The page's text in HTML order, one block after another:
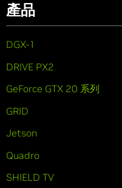
產品
DGX-1
DRIVE PX2
GeForce GTX 20 系列
GRID
Jetson
Quadro
SHIELD TV